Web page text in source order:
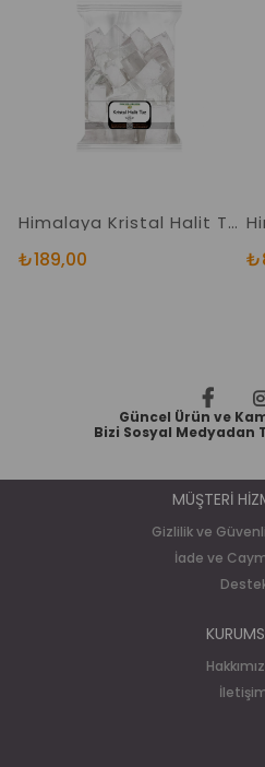
Himalaya Kristal Halit Tuzu Lekesiz Berrak Orjinal Halit Tuz
₺189,00
Güncel Ürün ve
Bizi Sosyal Medyadan
MÜŞTERİ
Gizlilik ve
İade ve